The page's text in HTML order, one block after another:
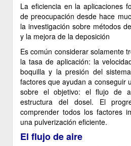
La eficiencia en la aplicaciones
de preocupación desde hace
la investigación sobre métodos
y la mejora de la deposición
Es común considerar solamente
la tasa de aplicación: la
boquilla y la presión del
factores que ayudan a conseguir
sobre el objetivo: el flujo de
estructura del dosel. El
comprender todos los factores
una pulverización eficiente.
El flujo de aire